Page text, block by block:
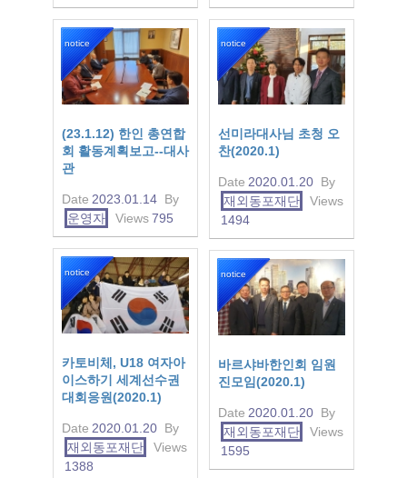
notice
(23.1.12) 한인 총연합
회 활동계획보고--대사
관
Date 2023.01.14 By
운영자
Views795
notice
선미라대사님 초청 오
찬(2020.1)
Date 2020.01.20 By
재외동포재단
Views
1494
notice
카토비체, U18 여자아
이스하기 세계선수권
대회응원(2020.1)
Date 2020.01.20 By
재외동포재단
Views
1388
notice
바르샤바한인회 임원
진모임(2020.1)
Date 2020.01.20 By
재외동포재단
Views
1595